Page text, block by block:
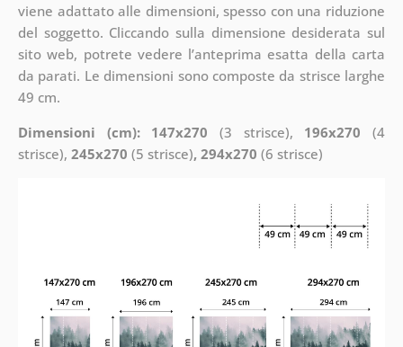
viene adattato alle dimensioni, spesso con una riduzione
del soggetto. Cliccando sulla dimensione desiderata sul
sito web, potrete vedere l’anteprima esatta della carta
da parati. Le dimensioni sono composte da strisce larghe
49 cm.
Dimensioni (cm): 147x270 (3 strisce), 196x270 (4
strisce), 245x270 (5 strisce), 294x270 (6 strisce)